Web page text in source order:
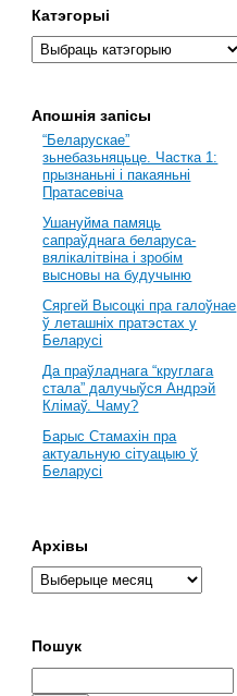
Катэгорыі
Апошнія запісы
“Беларускае”
зьнебазьняцьце. Частка 1:
прызнаньні і пакаяньні
Пратасевіча
Ушануйма памяць
сапраўднага беларуса-
вялікалітвіна і зробім
высновы на будучыню
Сяргей Высоцкі пра галоўнае
ў леташніх пратэстах у
Беларусі
Да праўладнага “круглага
стала” далучыўся Андрэй
Клімаў. Чаму?
Барыс Стамахін пра
актуальную сітуацыю ў
Беларусі
Архівы
Пошук